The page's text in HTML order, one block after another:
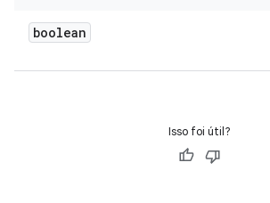
boolean
Isso foi útil?